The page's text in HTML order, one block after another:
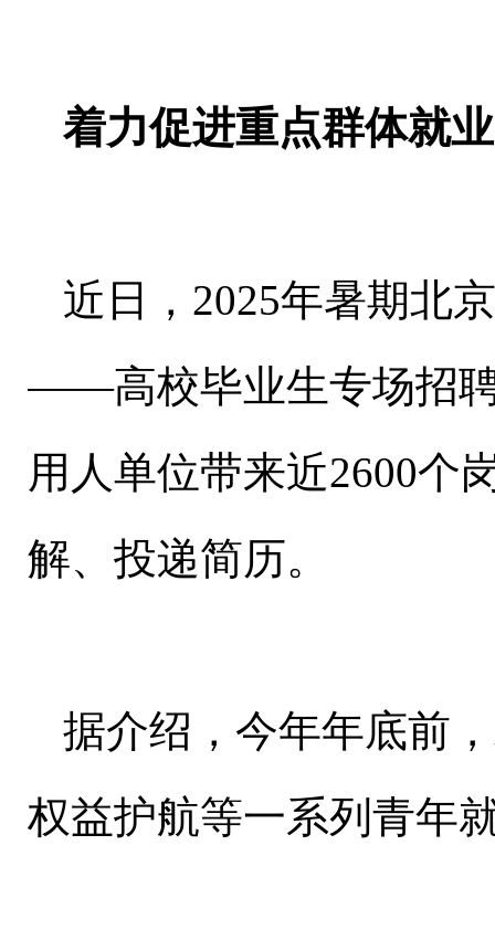
着力促进重点群体就业
近日，2025年暑期北
——高校毕业生专场招
用人单位带来近2600个
解、投递简历。
据介绍，今年年底前
权益护航等一系列青年